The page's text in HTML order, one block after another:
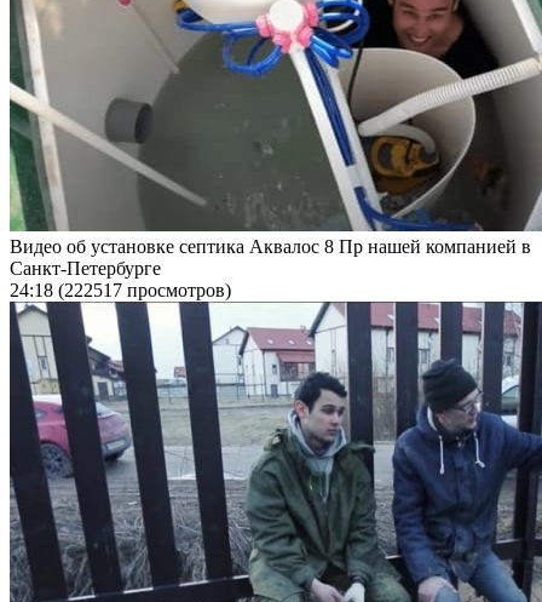
Видео об установке септика Аквалос 8 Пр нашей компанией в
Санкт-Петербурге
24:18 (222517 просмотров)